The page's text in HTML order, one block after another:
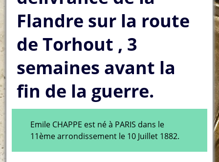
Flandre sur la route
de Torhout , 3
semaines avant la
fin de la guerre.
Emile CHAPPE est né à PARIS dans le
11ème arrondissement le 10 Juillet 1882.